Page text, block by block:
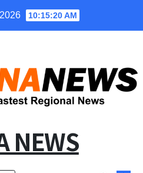
10:15:20 AM
NEWS